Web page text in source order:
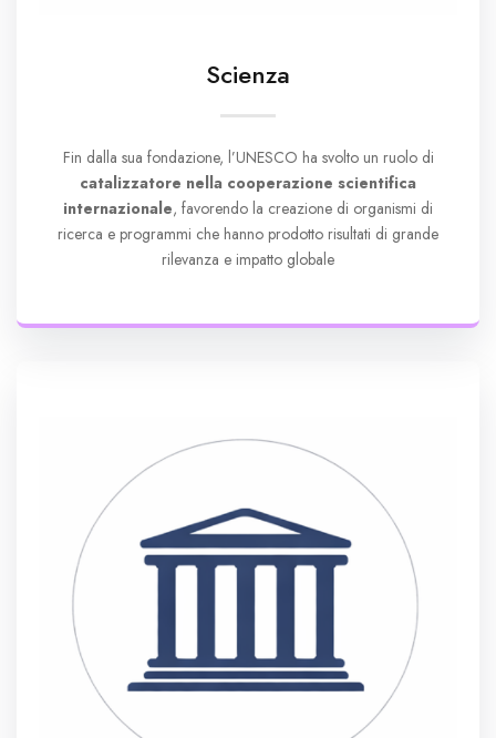
Scienza
Fin dalla sua fondazione, l’UNESCO ha svolto un ruolo di
catalizzatore nella cooperazione scientifica
internazionale, favorendo la creazione di organismi di
ricerca e programmi che hanno prodotto risultati di grande
rilevanza e impatto globale